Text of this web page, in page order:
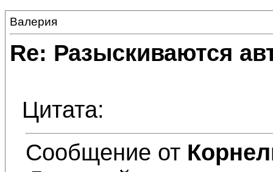
Валерия
Re: Разыскиваются
Цитата:
Сообщение от